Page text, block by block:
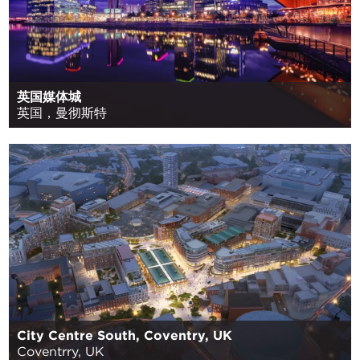
英国媒体城
英国，曼彻斯特
City Centre South, Coventry, UK
Coventrry, UK